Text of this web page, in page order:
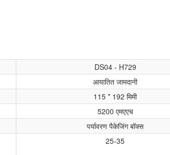
DS04 - H729
आयातित जामदानी
115 * 192 मिमी
5200 एमएएच
पर्यावरण पैकेजिंग बॉक्स
25-35